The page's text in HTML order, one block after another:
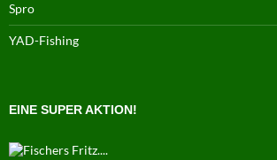
Spro
YAD-Fishing
EINE SUPER AKTION!